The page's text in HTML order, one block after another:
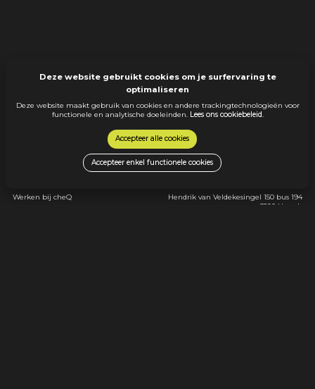
Deze website gebruikt cookies om je surfervaring te
optimaliseren
Deze website maakt gebruik van cookies en andere trackingtechnologieën voor
functionele en analytische doeleinden. Lees ons cookiebeleid.
Accepteer alle cookies
Accepteer enkel functionele cookies
Werken bij cheQ
Hendrik van Veldekesingel 150 bus 194
3500 Hasselt